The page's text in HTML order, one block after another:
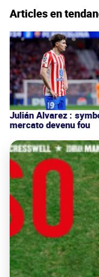
Articles en
Julián Alvarez :
mercato devenu fou